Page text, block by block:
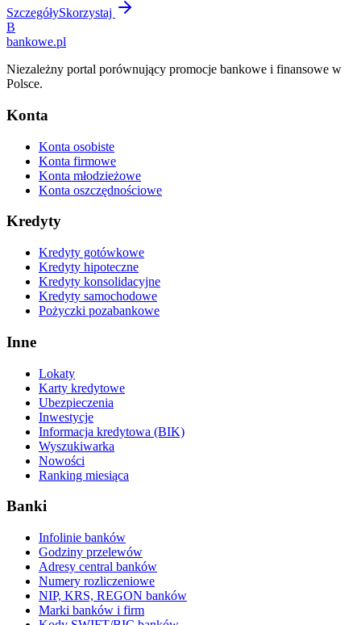
SzczegółySkorzystaj
B
bankowe.pl
Niezależny portal porównujący promocje bankowe i finansowe w
Polsce.
Konta
Konta osobiste
Konta firmowe
Konta młodzieżowe
Konta oszczędnościowe
Kredyty
Kredyty gotówkowe
Kredyty hipoteczne
Kredyty konsolidacyjne
Kredyty samochodowe
Pożyczki pozabankowe
Inne
Lokaty
Karty kredytowe
Ubezpieczenia
Inwestycje
Informacja kredytowa (BIK)
Wyszukiwarka
Nowości
Ranking miesiąca
Banki
Infolinie banków
Godziny przelewów
Adresy central banków
Numery rozliczeniowe
NIP, KRS, REGON banków
Marki banków i firm